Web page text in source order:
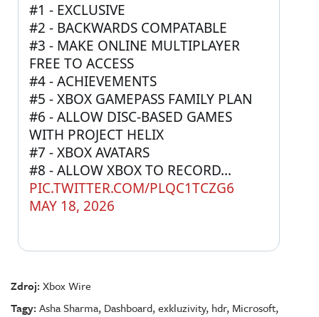
#1 - EXCLUSIVE
#2 - BACKWARDS COMPATABLE
#3 - MAKE ONLINE MULTIPLAYER
FREE TO ACCESS
#4 - ACHIEVEMENTS
#5 - XBOX GAMEPASS FAMILY PLAN
#6 - ALLOW DISC-BASED GAMES
WITH PROJECT HELIX
#7 - XBOX AVATARS
PIC.TWITTER.COM/PLQC1TCZG6
MAY 18, 2026
Zdroj:Xbox Wire
Tagy:Asha Sharma, Dashboard,exkluzivity, hdr, Microsoft,